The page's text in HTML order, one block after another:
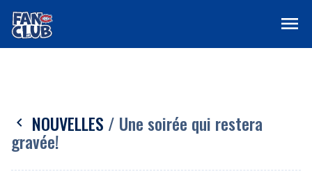
menu
chevron_left NOUVELLES / Une soirée qui restera
gravée!